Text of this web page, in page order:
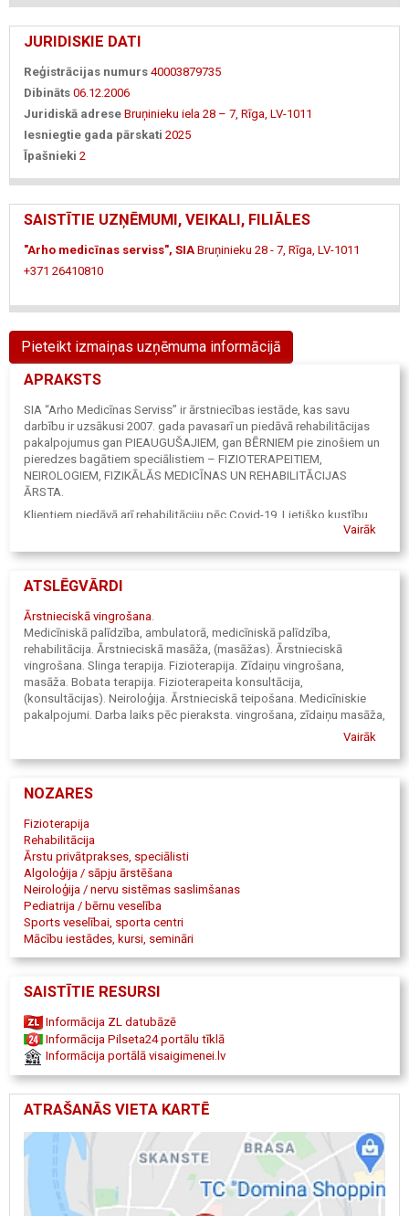
JURIDISKIE DATI
Reģistrācijas numurs 40003879735
Dibināts 06.12.2006
Juridiskā adrese Bruņinieku iela 28 – 7, Rīga, LV-1011
Iesniegtie gada pārskati 2025
Īpašnieki 2
SAISTĪTIE UZŅĒMUMI, VEIKALI, FILIĀLES
"Arho medicīnas serviss", SIA Bruņinieku 28 - 7, Rīga, LV-1011
+371 26410810
Pieteikt izmaiņas uzņēmuma informācijā
APRAKSTS
SIA “Arho Medicīnas Serviss” ir ārstniecības iestāde, kas savu
darbību ir uzsākusi 2007. gada pavasarī un piedāvā rehabilitācijas
pakalpojumus gan PIEAUGUŠAJIEM, gan BĒRNIEM pie zinošiem un
pieredzes bagātiem speciālistiem – FIZIOTERAPEITIEM,
NEIROLOGIEM, FIZIKĀLĀS MEDICĪNAS UN REHABILITĀCIJAS
ĀRSTA.
Klientiem piedāvā arī rehabilitāciju pēc Covid-19, Lietišķo kustību
neiroloģiju, kanisterapiju, fizioterapeita konsultāciju ar mājasVairāk
ATSLĒGVĀRDI
Ārstnieciskā vingrošana.
Medicīniskā palīdzība, ambulatorā, medicīniskā palīdzība,
rehabilitācija. Ārstnieciskā masāža, (masāžas). Ārstnieciskā
vingrošana. Slinga terapija. Fizioterapija. Zīdaiņu vingrošana,
masāža. Bobata terapija. Fizioterapeita konsultācija,
(konsultācijas). Neiroloģija. Ārstnieciskā teipošana. Medicīniskie
pakalpojumi. Darba laiks pēc pieraksta. vingrošana, zīdaiņu masāža,
zīdaiņu masāžas. algoloģija, sāpju ārstēšana. Mīksto audu tehnikas
Vingrošana bērniem. Teipošana, teipi, rehabilitologs, ergonomikas
kustību neiroloģija, ultraskaņa, kanisterapija, fizioterapeita
Vairāk
NOZARES
Fizioterapija
Rehabilitācija
Ārstu privātprakses, speciālisti
Algoloģija / sāpju ārstēšana
Neiroloģija / nervu sistēmas saslimšanas
Pediatrija / bērnu veselība
Sports veselībai, sporta centri
Mācību iestādes, kursi, semināri
SAISTĪTIE RESURSI
Informācija ZL datubāzē
Informācija Pilseta24 portālu tīklā
Informācija portālā visaigimenei.lv
ATRAŠANĀS VIETA KARTĒ